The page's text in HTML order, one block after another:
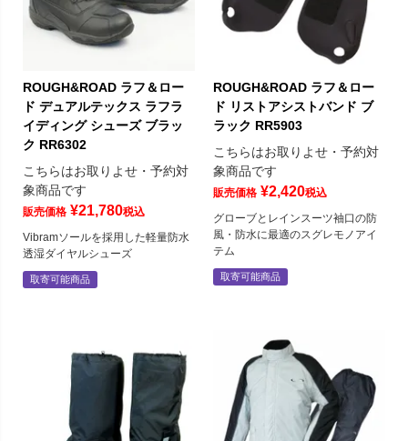
ROUGH&ROAD ラフ＆ロー
ド デュアルテックス ラフラ
イディング シューズ ブラッ
ク RR6302
こちらはお取りよせ・予約対
象商品です
販売価格 ¥21,780税込
Vibramソールを採用した軽量防水
透湿ダイヤルシューズ
取寄可能商品
ROUGH&ROAD ラフ＆ロー
ド リストアシストバンド ブ
ラック RR5903
こちらはお取りよせ・予約対
象商品です
販売価格 ¥2,420税込
グローブとレインスーツ袖口の防
風・防水に最適のスグレモノアイ
テム
取寄可能商品